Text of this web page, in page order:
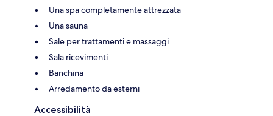
Una spa completamente attrezzata
Una sauna
Sale per trattamenti e massaggi
Sala ricevimenti
Banchina
Arredamento da esterni
Accessibilità